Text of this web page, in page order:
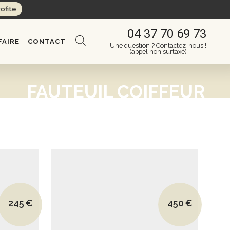
CONTACT
04 37 70 69 73
Une question ? Contactez-nous !
(appel non surtaxé)
FAUTEUIL COIFFEUR
Le prix initial était : 290€.
245€
Le prix actuel est : 245€.
Le prix initial
450€
Le prix actuel